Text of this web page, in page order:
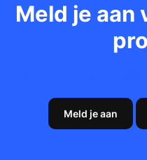
Meld je aan
Meld je aan